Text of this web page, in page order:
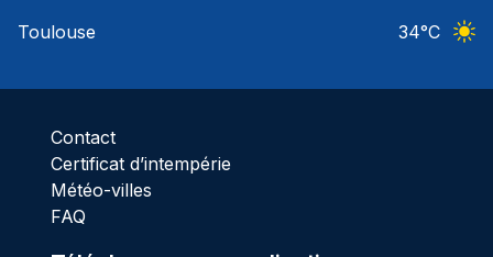
Toulouse
34°C
Contact
Certificat d’intempérie
Météo-villes
FAQ